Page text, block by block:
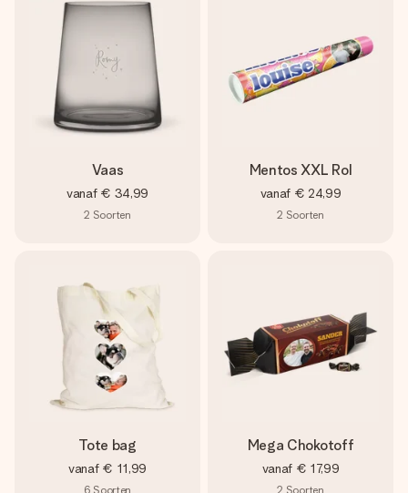
Vaas
vanaf € 34,99
2 Soorten
Mentos XXL Rol
vanaf € 24,99
2 Soorten
Tote bag
vanaf € 11,99
6 Soorten
Mega Chokotoff
vanaf € 17,99
2 Soorten